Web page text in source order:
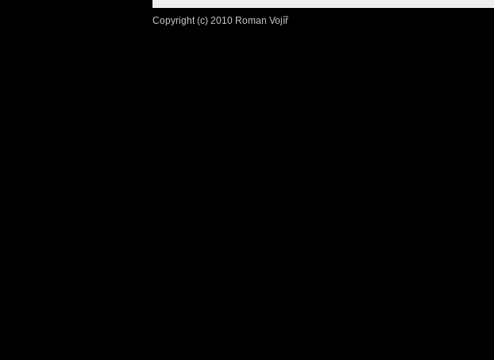
Copyright (c) 2010 Roman Vojíř